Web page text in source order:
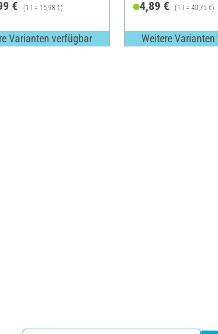
€ (1 l = 15,98 €)
Varianten verfügbar
4,89 € (1 l = 40,75 €)
Weitere